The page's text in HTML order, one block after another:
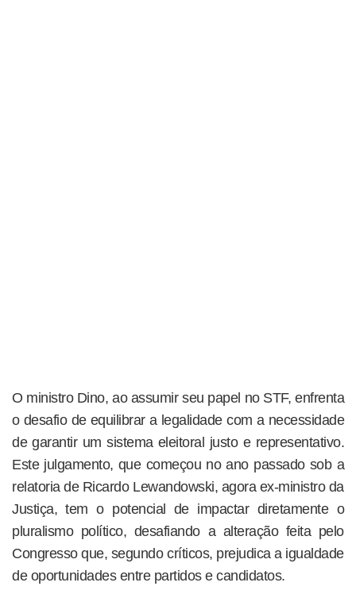
O ministro Dino, ao assumir seu papel no STF, enfrenta
o desafio de equilibrar a legalidade com a necessidade
de garantir um sistema eleitoral justo e representativo.
Este julgamento, que começou no ano passado sob a
relatoria de Ricardo Lewandowski, agora ex-ministro da
Justiça, tem o potencial de impactar diretamente o
pluralismo político, desafiando a alteração feita pelo
Congresso que, segundo críticos, prejudica a igualdade
de oportunidades entre partidos e candidatos.